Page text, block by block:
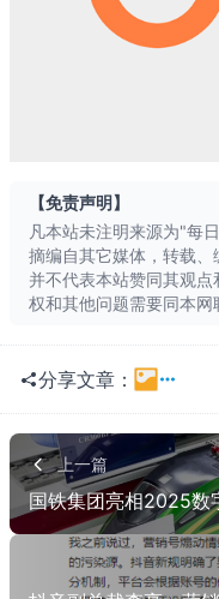
【免责声明】
凡本站未注明来源为"每
摘编自其它媒体，转载、
并不代表本站赞同其观
权和其他问题需要同本
分享文章：
上一篇